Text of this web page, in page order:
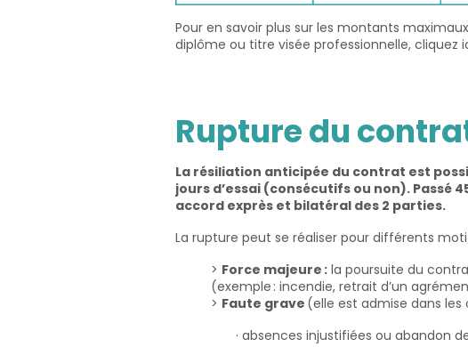
Pour en savoir plus sur les montants
diplôme ou titre visée professionnelle, cliquez
Rupture du
La résiliation anticipée du contrat est
jours d’essai (consécutifs ou non).
accord exprès et bilatéral des 2 parties.
La rupture peut se réaliser pour différents
> Force majeure : la poursuite du
(exemple : incendie, retrait d’un
> Faute grave (elle est admise dans les
· absences injustifiées ou abandon